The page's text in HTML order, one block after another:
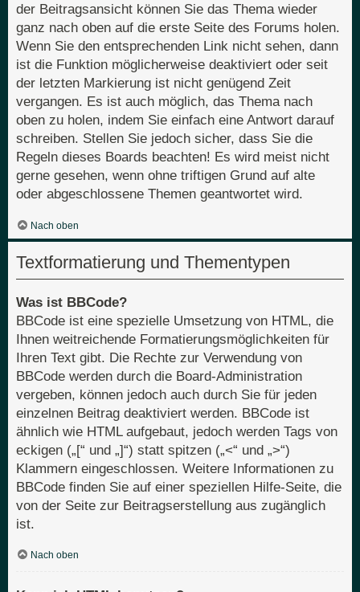
der Beitragsansicht können Sie das Thema wieder
ganz nach oben auf die erste Seite des Forums holen.
Wenn Sie den entsprechenden Link nicht sehen, dann
ist die Funktion möglicherweise deaktiviert oder seit
der letzten Markierung ist nicht genügend Zeit
vergangen. Es ist auch möglich, das Thema nach
oben zu holen, indem Sie einfach eine Antwort darauf
schreiben. Stellen Sie jedoch sicher, dass Sie die
Regeln dieses Boards beachten! Es wird meist nicht
gerne gesehen, wenn ohne triftigen Grund auf alte
oder abgeschlossene Themen geantwortet wird.
Nach oben
Textformatierung und Thementypen
Was ist BBCode?
BBCode ist eine spezielle Umsetzung von HTML, die
Ihnen weitreichende Formatierungsmöglichkeiten für
Ihren Text gibt. Die Rechte zur Verwendung von
BBCode werden durch die Board-Administration
vergeben, können jedoch auch durch Sie für jeden
einzelnen Beitrag deaktiviert werden. BBCode ist
ähnlich wie HTML aufgebaut, jedoch werden Tags von
eckigen („[“ und „]“) statt spitzen („<“ und „>“)
Klammern eingeschlossen. Weitere Informationen zu
BBCode finden Sie auf einer speziellen Hilfe-Seite, die
von der Seite zur Beitragserstellung aus zugänglich
ist.
Nach oben